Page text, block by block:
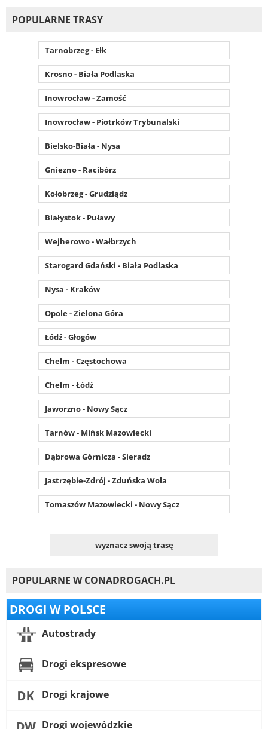
POPULARNE TRASY
Tarnobrzeg - Ełk
Krosno - Biała Podlaska
Inowrocław - Zamość
Inowrocław - Piotrków Trybunalski
Bielsko-Biała - Nysa
Gniezno - Racibórz
Kołobrzeg - Grudziądz
Białystok - Puławy
Wejherowo - Wałbrzych
Starogard Gdański - Biała Podlaska
Nysa - Kraków
Opole - Zielona Góra
Łódź - Głogów
Chełm - Częstochowa
Chełm - Łódź
Jaworzno - Nowy Sącz
Tarnów - Mińsk Mazowiecki
Dąbrowa Górnicza - Sieradz
Jastrzębie-Zdrój - Zduńska Wola
Tomaszów Mazowiecki - Nowy Sącz
wyznacz swoją trasę
POPULARNE W CONADROGACH.PL
DROGI W POLSCE
Autostrady
Drogi ekspresowe
Drogi krajowe
Drogi wojewódzkie